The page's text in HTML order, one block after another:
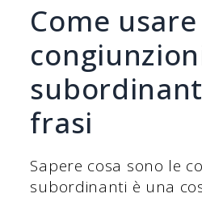
Come
frasi
Sapere cosa sono le
subordinanti è una